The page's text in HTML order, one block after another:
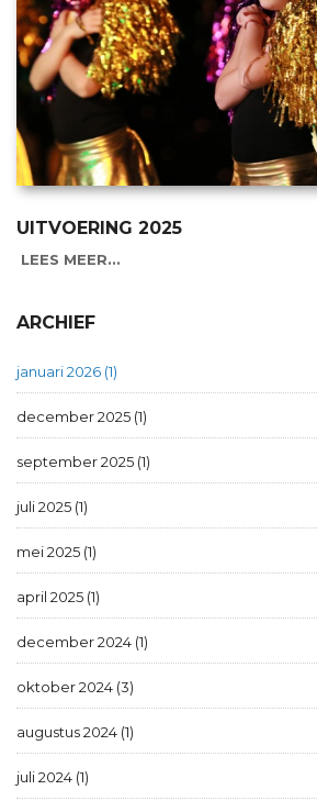
UITVOERING 2025
LEES MEER...
ARCHIEF
januari 2026 (1)
december 2025 (1)
september 2025 (1)
juli 2025 (1)
mei 2025 (1)
april 2025 (1)
december 2024 (1)
oktober 2024 (3)
augustus 2024 (1)
juli 2024 (1)